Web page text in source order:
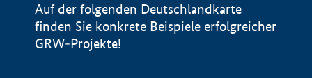
Auf der folgenden Deutschlandkarte
finden Sie konkrete Beispiele erfolgreicher
GRW-Projekte!